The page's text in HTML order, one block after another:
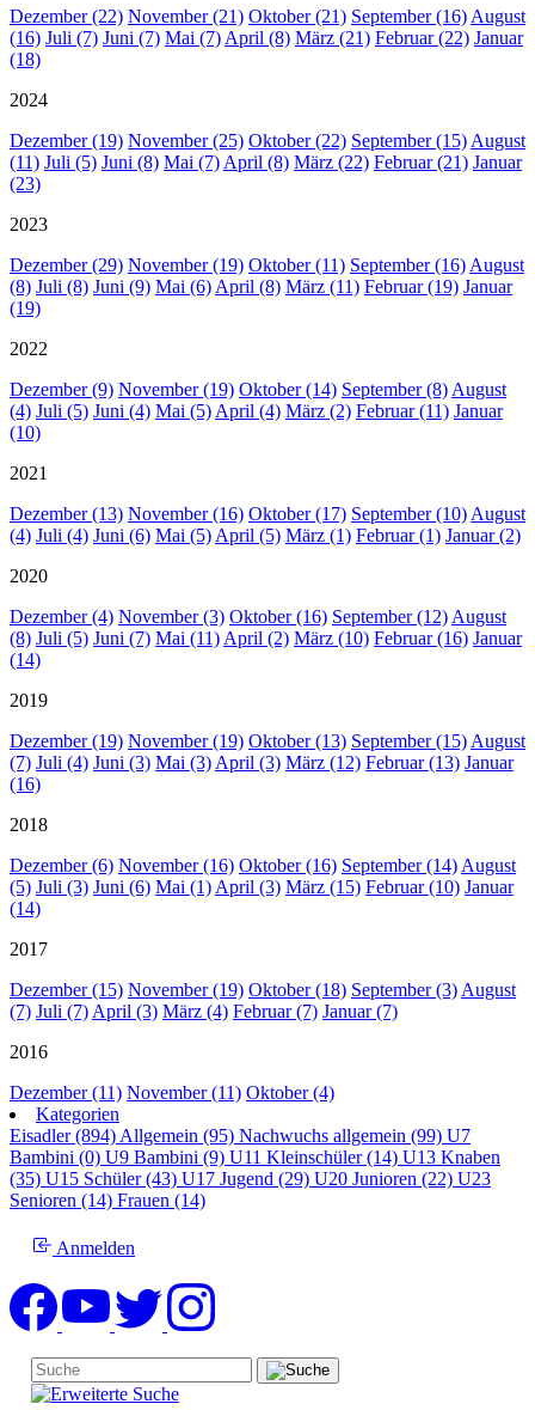
Dezember (22) November (21) Oktober (21) September (16) August
(16) Juli (7) Juni (7) Mai (7) April (8) März (21) Februar (22) Januar
(18)
2024
Dezember (19) November (25) Oktober (22) September (15) August
(11) Juli (5) Juni (8) Mai (7) April (8) März (22) Februar (21) Januar
(23)
2023
Dezember (29) November (19) Oktober (11) September (16) August
(8) Juli (8) Juni (9) Mai (6) April (8) März (11) Februar (19) Januar
(19)
2022
Dezember (9) November (19) Oktober (14) September (8) August
(4) Juli (5) Juni (4) Mai (5) April (4) März (2) Februar (11) Januar
(10)
2021
Dezember (13) November (16) Oktober (17) September (10) August
(4) Juli (4) Juni (6) Mai (5) April (5) März (1) Februar (1) Januar (2)
2020
Dezember (4) November (3) Oktober (16) September (12) August
(8) Juli (5) Juni (7) Mai (11) April (2) März (10) Februar (16) Januar
(14)
2019
Dezember (19) November (19) Oktober (13) September (15) August
(7) Juli (4) Juni (3) Mai (3) April (3) März (12) Februar (13) Januar
(16)
2018
Dezember (6) November (16) Oktober (16) September (14) August
(5) Juli (3) Juni (6) Mai (1) April (3) März (15) Februar (10) Januar
(14)
2017
Dezember (15) November (19) Oktober (18) September (3) August
(7) Juli (7) April (3) März (4) Februar (7) Januar (7)
2016
Dezember (11) November (11) Oktober (4)
Kategorien
Eisadler (894) Allgemein (95) Nachwuchs allgemein (99) U7
Bambini (0) U9 Bambini (9) U11 Kleinschüler (14) U13 Knaben
(35) U15 Schüler (43) U17 Jugend (29) U20 Junioren (22) U23
Senioren (14) Frauen (14)
Anmelden